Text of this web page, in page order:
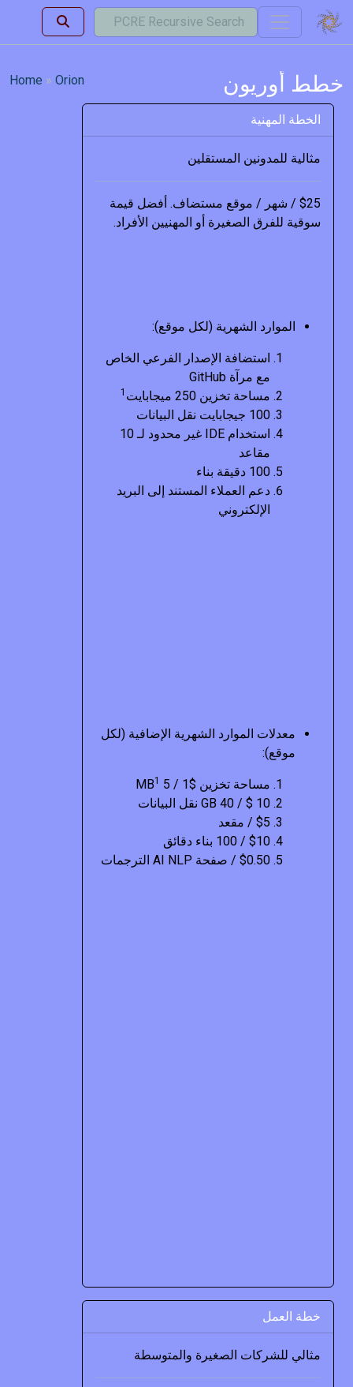
Home Orion خطط أوريون
الخطة المهنية
مثالية للمدونين المستقلين
$25 / شهر / موقع مستضاف. أفضل قيمة
سوقية للفرق الصغيرة أو المهنيين الأفراد.
الموارد الشهرية (لكل موقع):
استضافة الإصدار الفرعي الخاص
مع مرآة GitHub
مساحة تخزين 250 ميجابايت
1
100 جيجابايت نقل البيانات
استخدام IDE غير محدود لـ 10
مقاعد
100 دقيقة بناء
دعم العملاء المستند إلى البريد
الإلكتروني
معدلات الموارد الشهرية الإضافية (لكل
موقع):
مساحة تخزين $1 / 5 MB 1
10 $ / 40 GB نقل البيانات
$5 / مقعد
$10 / 100 بناء دقائق
$0.50 / صفحة AI NLP الترجمات
خطة العمل
مثالي للشركات الصغيرة والمتوسطة